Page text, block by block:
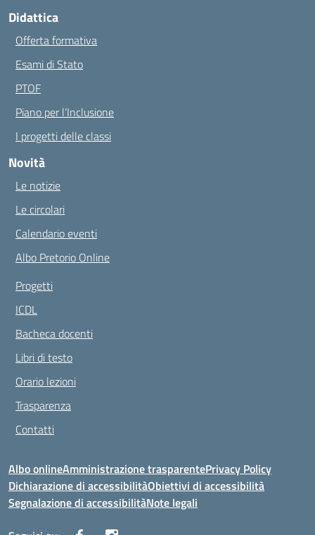
Didattica
Offerta formativa
Esami di Stato
PTOF
Piano per l’Inclusione
I progetti delle classi
Novità
Le notizie
Le circolari
Calendario eventi
Albo Pretorio Online
Progetti
ICDL
Bacheca docenti
Libri di testo
Orario lezioni
Trasparenza
Contatti
Albo onlineAmministrazione trasparentePrivacy Policy
Dichiarazione di accessibilitàObiettivi di accessibilità
Segnalazione di accessibilitàNote legali